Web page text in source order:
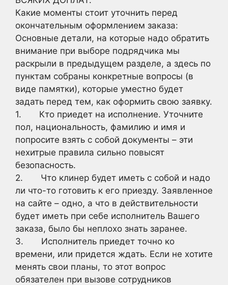
Какие моменты стоит уточнить перед
окончательным оформлением заказа:
Основные детали, на которые надо обратить
внимание при выборе подрядчика мы
раскрыли в предыдущем разделе, а здесь по
пунктам собраны конкретные вопросы (в
виде памятки), которые уместно будет
задать перед тем, как оформить свою заявку.
1. Кто приедет на исполнение. Уточните
пол, национальность, фамилию и имя и
попросите взять с собой документы – эти
нехитрые правила сильно повысят
безопасность.
2. Что клинер будет иметь с собой и надо
ли что-то готовить к его приезду. Заявленное
на сайте – одно, а что в действительности
будет иметь при себе исполнитель Вашего
заказа, было бы неплохо знать заранее.
3. Исполнитель приедет точно ко
времени, или придется ждать. Если не хотите
менять свои планы, то этот вопрос
обязателен при вызове сотрудников